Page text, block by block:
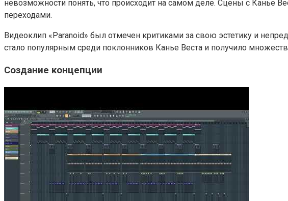
невозможности понять, что происходит на самом деле. Сцены с Канье
переходами.
Видеоклип «Paranoid» был отмечен критиками за свою эстетику и
стало популярным среди поклонников Канье Веста и получило
Создание концепции